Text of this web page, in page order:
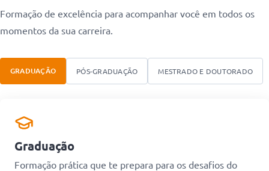
Formação de excelência para acompanhar você em todos os
momentos da sua carreira.
GRADUAÇÃO PÓS-GRADUAÇÃO MESTRADO E DOUTORADO
Graduação
Formação prática que te prepara para os desafios do